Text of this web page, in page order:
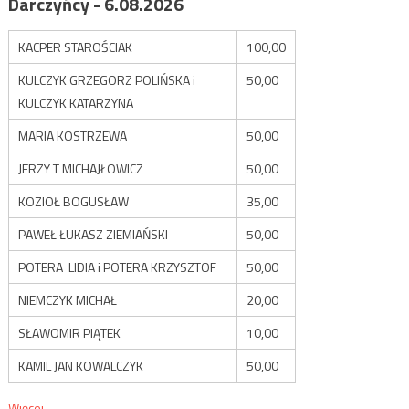
KACPER STAROŚCIAK
100,00
KULCZYK GRZEGORZ POLIŃSKA i
KULCZYK KATARZYNA
50,00
MARIA KOSTRZEWA
50,00
JERZY T MICHAJŁOWICZ
50,00
KOZIOŁ BOGUSŁAW
35,00
PAWEŁ ŁUKASZ ZIEMIAŃSKI
50,00
POTERA LIDIA i POTERA KRZYSZTOF
50,00
NIEMCZYK MICHAŁ
20,00
SŁAWOMIR PIĄTEK
10,00
KAMIL JAN KOWALCZYK
50,00